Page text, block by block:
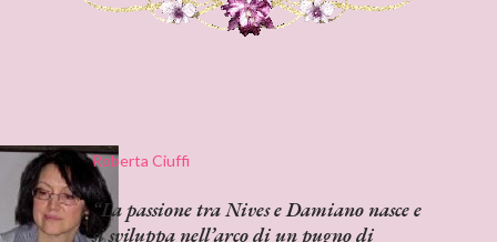
Roberta Ciuffi
La passione tra Nives e Damiano nasce e
si sviluppa nell’arco di un pugno di